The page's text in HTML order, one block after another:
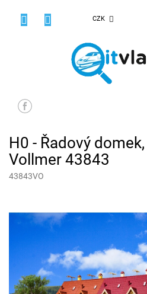
CZK
H0 - Řadový
Vollmer 43843
43843VO